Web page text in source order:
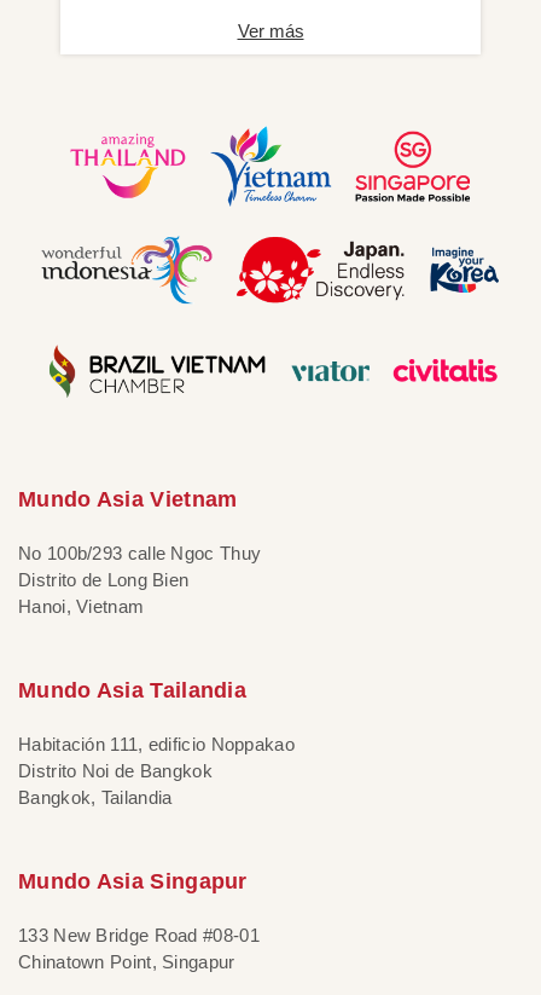
Ver más
Mundo Asia Vietnam
No 100b/293 calle Ngoc Thuy
Distrito de Long Bien
Hanoi, Vietnam
Mundo Asia Tailandia
Habitación 111, edificio Noppakao
Distrito Noi de Bangkok
Bangkok, Tailandia
Mundo Asia Singapur
133 New Bridge Road #08-01
Chinatown Point, Singapur